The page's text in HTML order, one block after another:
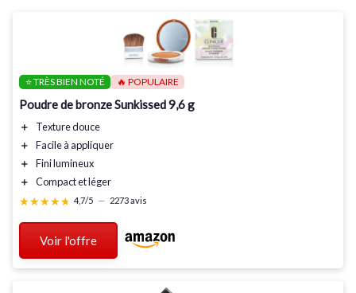
⭐ TRÈS BIEN NOTÉ 🔥 POPULAIRE
Poudre de bronze Sunkissed 9,6 g
＋
Texture douce
＋
Facile à appliquer
＋
Fini lumineux
＋
Compact et léger
★★★★★
★★★★★ 4,7/5 — 2273 avis
Voir l'offre